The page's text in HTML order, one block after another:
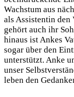
Wachstum aus
als Assistentin den
gehört auch ihr
hinaus ist Ankes
sogar über den
unterstützt. Anke
unser
leben den